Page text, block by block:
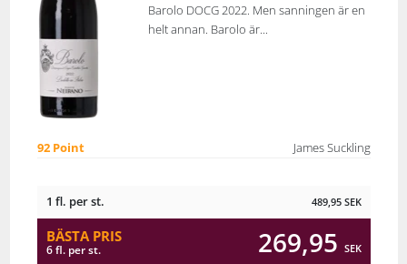
Barolo DOCG 2022. Men sanningen är en
helt annan. Barolo är...
92 Point James Suckling
1 fl. per st. 489,95 SEK
BÄSTA PRIS
6 fl. per st. 269,95 SEK